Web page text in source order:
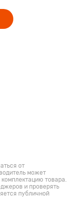
от
может
комплектацию товара.
и проверять
публичной